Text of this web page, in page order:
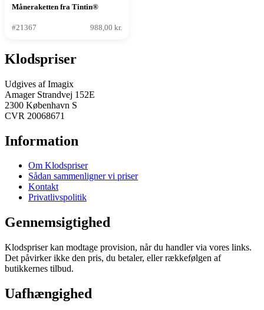
Måneraketten fra Tintin®
#21367 988,00 kr.
Klodspriser
Udgives af Imagix
Amager Strandvej 152E
2300 København S
CVR 20068671
Information
Om Klodspriser
Sådan sammenligner vi priser
Kontakt
Privatlivspolitik
Gennemsigtighed
Klodspriser kan modtage provision, når du handler via vores links.
Det påvirker ikke den pris, du betaler, eller rækkefølgen af
butikkernes tilbud.
Uafhængighed